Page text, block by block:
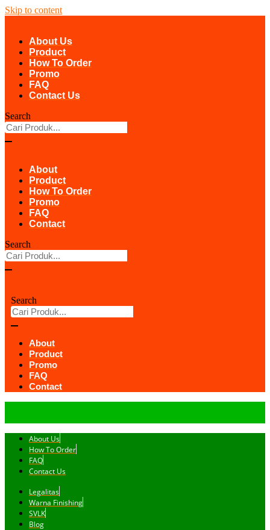
Skip to content
About Us
Product
How To Order
Promo
FAQ
Contact Us
Search
About
Product
How To Order
Promo
FAQ
Contact
Search
Search
About
Product
Promo
FAQ
Contact
About Us
How To Order
FAQ
Contact Us
Legalitas
Warna Finishing
SVLK
Blog